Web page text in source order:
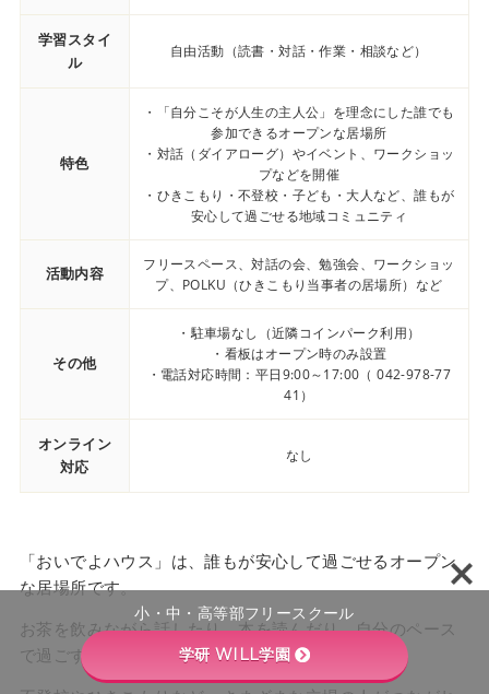
学習スタイ
ル
自由活動（読書・対話・作業・相談など）
特色
・「自分こそが人生の主人公」を理念にした誰でも
参加できるオープンな居場所
・対話（ダイアローグ）やイベント、ワークショッ
プなどを開催
・ひきこもり・不登校・子ども・大人など、誰もが
安心して過ごせる地域コミュニティ
活動内容
フリースペース、対話の会、勉強会、ワークショッ
プ、POLKU（ひきこもり当事者の居場所）など
その他
・駐車場なし（近隣コインパーク利用）
・看板はオープン時のみ設置
・電話対応時間：平日9:00～17:00（ 042-978-77
41）
オンライン
対応
なし
「おいでよハウス」は、誰もが安心して過ごせるオープン
な居場所です。
お茶を飲みながら話したり、本を読んだり、自分のペース
で過ごすことができます。
小・中・高等部フリースクール
学研 WILL学園